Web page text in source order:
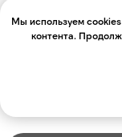
Мы используем
контента.